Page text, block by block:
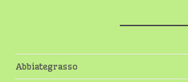
Abbiategrasso